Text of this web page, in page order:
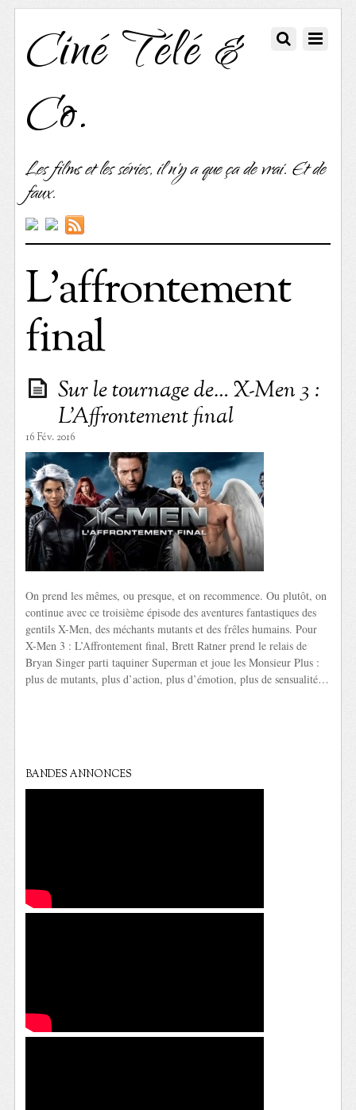
Ciné Télé &
Co.
Les films et les séries, il n'y a que ça de vrai. Et de
faux.
L’affrontement
final
Sur le tournage de… X-Men 3 :
L’Affrontement final
16 Fév. 2016
On prend les mêmes, ou presque, et on recommence. Ou plutôt, on
continue avec ce troisième épisode des aventures fantastiques des
gentils X-Men, des méchants mutants et des frêles humains. Pour
X-Men 3 : L’Affrontement final, Brett Ratner prend le relais de
Bryan Singer parti taquiner Superman et joue les Monsieur Plus :
plus de mutants, plus d’action, plus d’émotion, plus de sensualité…
BANDES ANNONCES